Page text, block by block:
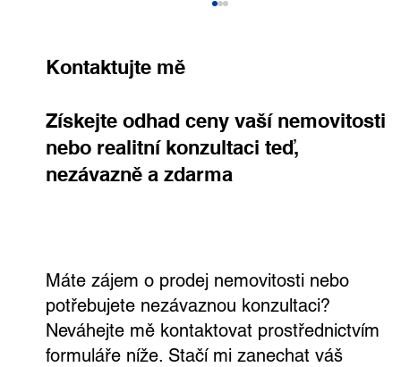
Kontaktujte mě
Získejte odhad ceny vaší nemovitosti
nebo realitní konzultaci teď,
nezávazně a zdarma
Máte zájem o prodej nemovitosti nebo
potřebujete nezávaznou konzultaci?
Neváhejte mě kontaktovat prostřednictvím
formuláře níže. Stačí mi zanechat váš